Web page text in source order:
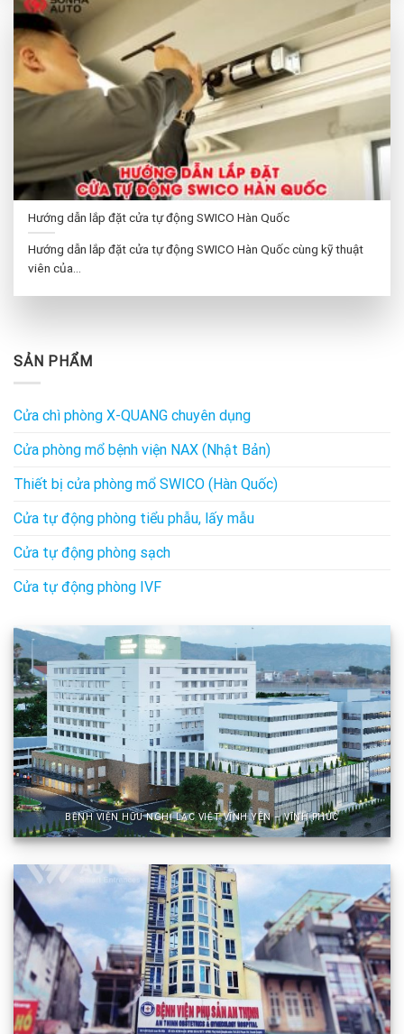
SẢN PHẨM
Cửa chì phòng X-QUANG chuyên dụng
Cửa phòng mổ bệnh viện NAX (Nhật Bản)
Thiết bị cửa phòng mổ SWICO (Hàn Quốc)
Cửa tự động phòng tiểu phẫu, lấy mẫu
Cửa tự động phòng sạch
Cửa tự động phòng IVF
BỆNH VIỆN HỮU NGHỊ LẠC VIỆT VĨNH YÊN – VĨNH PHÚC
Hướng dẫn lắp đặt cửa tự động SWICO Hàn Quốc
Hướng dẫn lắp đặt cửa tự động SWICO Hàn Quốc cùng kỹ thuật
viên của...